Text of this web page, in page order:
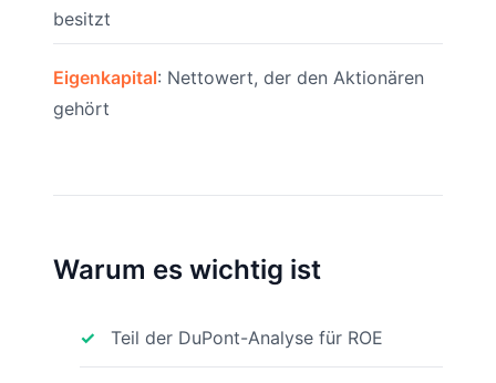
besitzt
Eigenkapital: Nettowert, der den Aktionären
gehört
Warum es wichtig ist
Teil der DuPont-Analyse für ROE